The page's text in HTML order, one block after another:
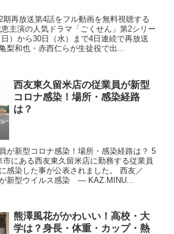
期再放送第4話をフル動画を無料視聴する
主演の人気ドラマ「ごくせん」第2シリー
）から30日（水）まで4日連続で再放送
梨和也・赤西仁らが生徒役で出...
西友東久留米店の従業員が新型
コロナ感染！場所・感染経路
は？
が新型コロナ感染！場所・感染経路は？ 5
市にある西友東久留米店に勤務する従業員
感染した事が公表されました。 西友／
が新型ウイルス感染 — KAZ.MINU...
熊澤風花がかわいい！高校・大
学は？身長・体重・カップ・熱